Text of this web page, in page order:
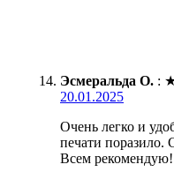
Эсмеральда О. :
20.01.2025
Очень легко и
печати поразило.
Всем рекомендую!